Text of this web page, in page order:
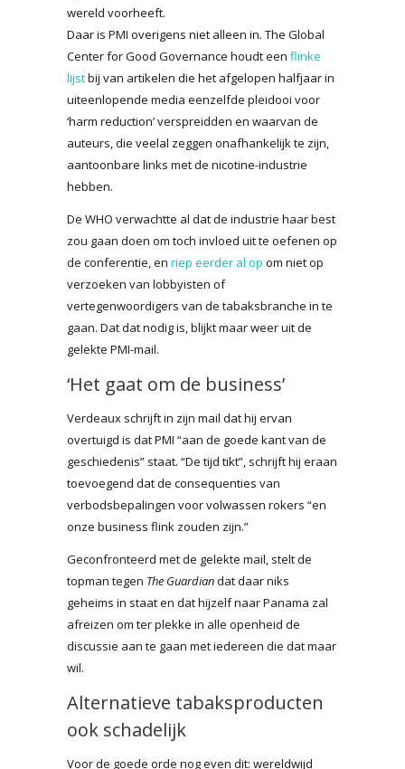
wereld voorheeft.
Daar is PMI overigens niet alleen in. The Global
Center for Good Governance houdt een flinke
lijstbij van artikelen die het afgelopen halfjaar in
uiteenlopende media eenzelfde pleidooi voor
‘harm reduction’ verspreidden en waarvan de
auteurs, die veelal zeggen onafhankelijk te zijn,
aantoonbare links met de nicotine-industrie
hebben.
De WHO verwachtte al dat de industrie haar best
zou gaan doen om toch invloed uit te oefenen op
de conferentie, en riep eerder al op om niet op
verzoeken van lobbyisten of
vertegenwoordigers van de tabaksbranche in te
gaan. Dat dat nodig is, blijkt maar weer uit de
gelekte PMI-mail.
‘Het gaat om de business’
Verdeaux schrijft in zijn mail dat hij ervan
overtuigd is dat PMI “aan de goede kant van de
geschiedenis” staat. “De tijd tikt”, schrijft hij eraan
toevoegend dat de consequenties van
verbodsbepalingen voor volwassen rokers “en
onze business flink zouden zijn.”
Geconfronteerd met de gelekte mail, stelt de
topman tegen The Guardiandat daar niks
geheims in staat en dat hijzelf naar Panama zal
afreizen om ter plekke in alle openheid de
discussie aan te gaan met iedereen die dat maar
wil.
Alternatieve tabaksproducten
ook schadelijk
Voor de goede orde nog even dit: wereldwijd